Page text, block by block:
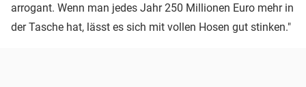
arrogant. Wenn man jedes Jahr 250 Millionen Euro mehr in
der Tasche hat, lässt es sich mit vollen Hosen gut stinken."